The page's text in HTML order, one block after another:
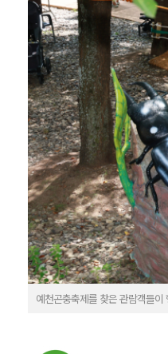
예천곤충축제를 찾은 관람객들